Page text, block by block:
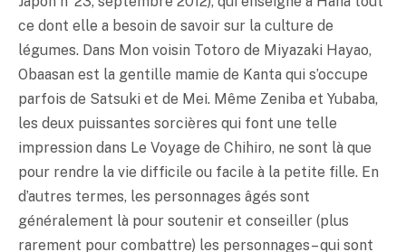
ce dont elle a besoin de savoir sur la culture de
légumes. Dans Mon voisin Totoro de Miyazaki Hayao,
Obaasan est la gentille mamie de Kanta qui s’occupe
parfois de Satsuki et de Mei. Même Zeniba et Yubaba,
les deux puissantes sorcières qui font une telle
impression dans Le Voyage de Chihiro, ne sont là que
pour rendre la vie difficile ou facile à la petite fille. En
d’autres termes, les personnages âgés sont
généralement là pour soutenir et conseiller (plus
rarement pour combattre) les personnages – qui sont